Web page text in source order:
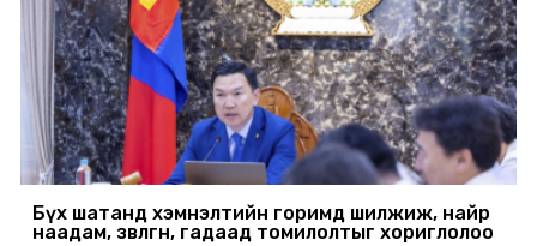
Бүх шатанд хэмнэлтийн горимд шилжиж, найр
наадам, зөвлөгөөн, гадаад томилолтыг хориглолоо